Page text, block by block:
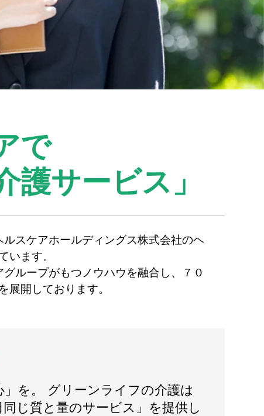
で
護サービス」
スケアホールディングス株式会社のヘ
います。
ループがもつノウハウを融合し、７０
展開しております。
」を。 グリーンライフの介護は
同じ質と量のサービス」を提供し